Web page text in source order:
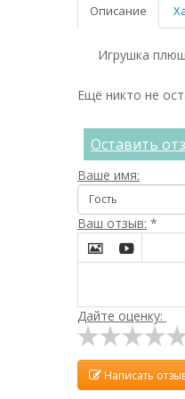
Описание
Игрушка
Ещё никто не
Оставить
Ваше имя:
Ваш отзыв: *
 
Дайте оценку:
Написать